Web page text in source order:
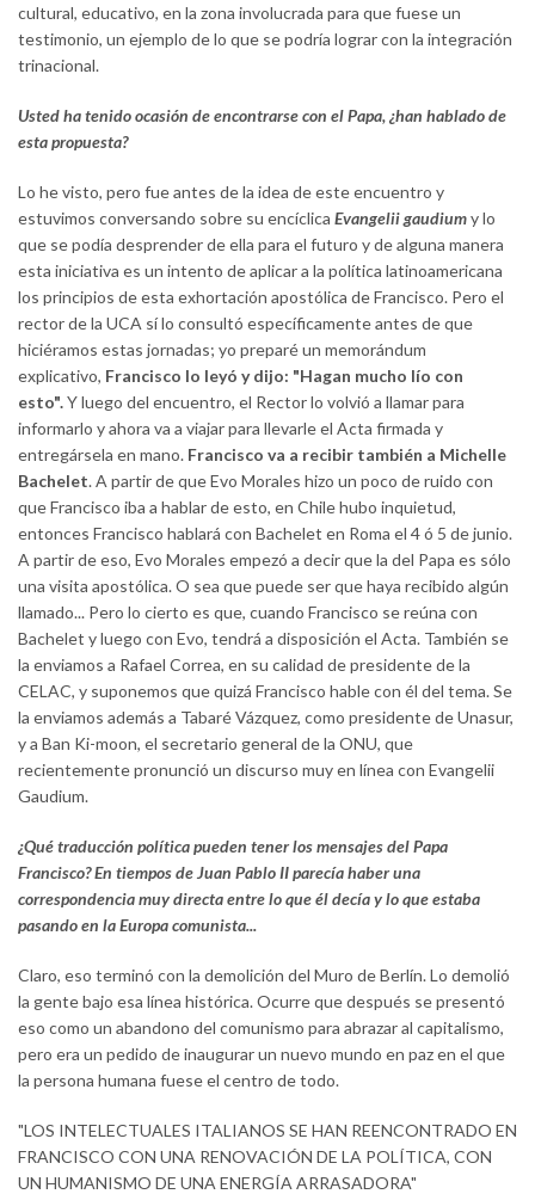
cultural, educativo, en la zona involucrada para que fuese un
testimonio, un ejemplo de lo que se podría lograr con la integración
trinacional.
Usted ha tenido ocasión de encontrarse con el Papa, ¿han hablado de
esta propuesta?
Lo he visto, pero fue antes de la idea de este encuentro y
estuvimos conversando sobre su encíclica Evangelii gaudiumy lo
que se podía desprender de ella para el futuro y de alguna manera
esta iniciativa es un intento de aplicar a la política latinoamericana
los principios de esta exhortación apostólica de Francisco. Pero el
rector de la UCA sí lo consultó específicamente antes de que
hiciéramos estas jornadas; yo preparé un memorándum
explicativo, Francisco lo leyó y dijo: "Hagan mucho lío con
esto".Y luego del encuentro, el Rector lo volvió a llamar para
informarlo y ahora va a viajar para llevarle el Acta firmada y
entregársela en mano. Francisco va a recibir también a Michelle
Bachelet. A partir de que Evo Morales hizo un poco de ruido con
que Francisco iba a hablar de esto, en Chile hubo inquietud,
entonces Francisco hablará con Bachelet en Roma el 4 ó 5 de junio.
A partir de eso, Evo Morales empezó a decir que la del Papa es sólo
una visita apostólica. O sea que puede ser que haya recibido algún
llamado... Pero lo cierto es que, cuando Francisco se reúna con
Bachelet y luego con Evo, tendrá a disposición el Acta. También se
la enviamos a Rafael Correa, en su calidad de presidente de la
CELAC, y suponemos que quizá Francisco hable con él del tema. Se
la enviamos además a Tabaré Vázquez, como presidente de Unasur,
y a Ban Ki-moon, el secretario general de la ONU, que
recientemente pronunció un discurso muy en línea con Evangelii
Gaudium.
¿Qué traducción política pueden tener los mensajes del Papa
Francisco? En tiempos de Juan Pablo II parecía haber una
correspondencia muy directa entre lo que él decía y lo que estaba
pasando en la Europa comunista...
Claro, eso terminó con la demolición del Muro de Berlín. Lo demolió
la gente bajo esa línea histórica. Ocurre que después se presentó
eso como un abandono del comunismo para abrazar al capitalismo,
pero era un pedido de inaugurar un nuevo mundo en paz en el que
la persona humana fuese el centro de todo.
"LOS INTELECTUALES ITALIANOS SE HAN REENCONTRADO EN
FRANCISCO CON UNA RENOVACIÓN DE LA POLÍTICA, CON
UN HUMANISMO DE UNA ENERGÍA ARRASADORA"